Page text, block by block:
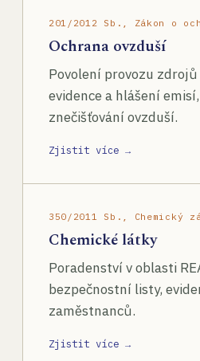
201/2012 Sb., Zákon o
Ochrana ovzduší
Povolení provozu
evidence a hlášení
znečišťování ovzduší.
Zjistit více →
350/2011 Sb., Chemický
Chemické látky
Poradenství v oblasti
bezpečnostní listy,
zaměstnanců.
Zjistit více →